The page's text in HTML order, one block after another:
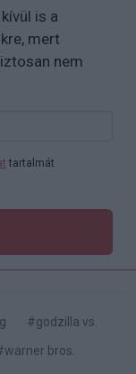
is a
mert
nem
tartalmát
#godzilla vs.
bros.